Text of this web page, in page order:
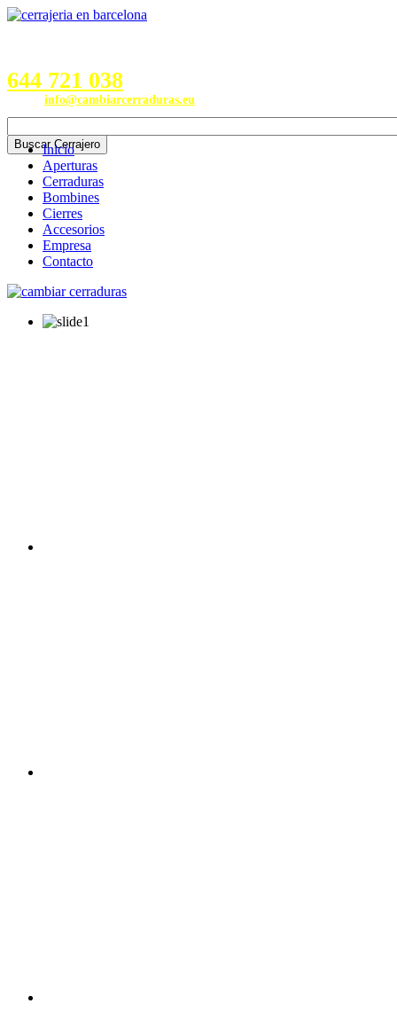
644 721 038
info@cambiarcerraduras.eu
Inicio
Aperturas
Cerraduras
Bombines
Cierres
Accesorios
Empresa
Contacto